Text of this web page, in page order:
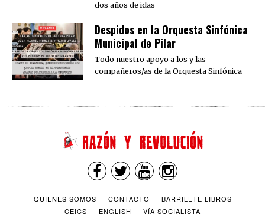
dos años de idas
Despidos en la Orquesta Sinfónica
Municipal de Pilar
Todo nuestro apoyo a los y las
compañeros/as de la Orquesta Sinfónica
QUIENES SOMOS CONTACTO
BARRILETE LIBROS
CEICS
ENGLISH VÍA SOCIALISTA